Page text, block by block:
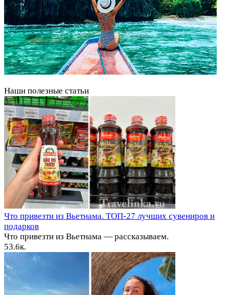
Наши полезные статьи
Что привезти из Вьетнама. ТОП-27 лучших сувениров и
подарков
Что привезти из Вьетнама — рассказываем.
53.6к.